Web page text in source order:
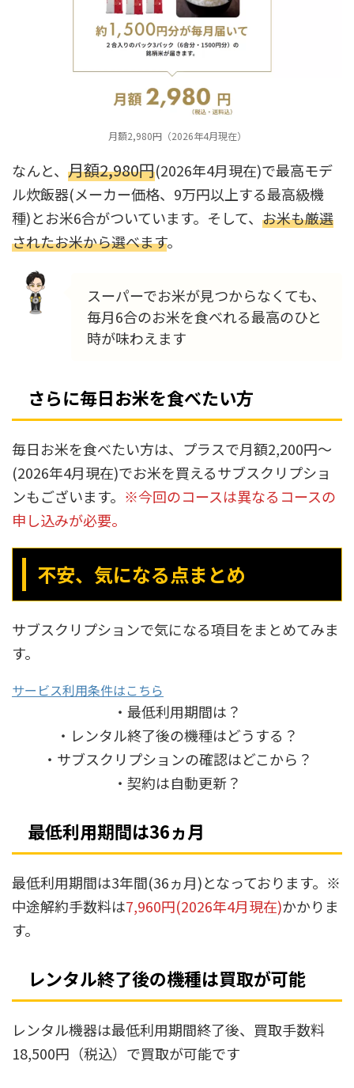
月額2,980円（2026年4月現在）
なんと、 月額2,980円(2026年4月現在)で最高モデ
ル炊飯器(メーカー価格、9万円以上する最高級機
種)とお米6合がついています。そして、 お米も厳選
されたお米から選べます。
スーパーでお米が見つからなくても、
毎月6合のお米を食べれる最高のひと
時が味わえます
さらに毎日お米を食べたい方
毎日お米を食べたい方は、プラスで月額2,200円～
(2026年4月現在)でお米を買えるサブスクリプショ
ンもございます。 ※今回のコースは異なるコースの
申し込みが必要。
不安、気になる点まとめ
サブスクリプションで気になる項目をまとめてみま
す。
サービス利用条件はこちら
・最低利用期間は？
・レンタル終了後の機種はどうする？
・サブスクリプションの確認はどこから？
・契約は自動更新？
最低利用期間は36ヵ月
最低利用期間は3年間(36ヵ月)となっております。※
中途解約手数料は7,960円(2026年4月現在)かかりま
す。
レンタル終了後の機種は買取が可能
レンタル機器は最低利用期間終了後、買取手数料
18,500円（税込）で買取が可能です